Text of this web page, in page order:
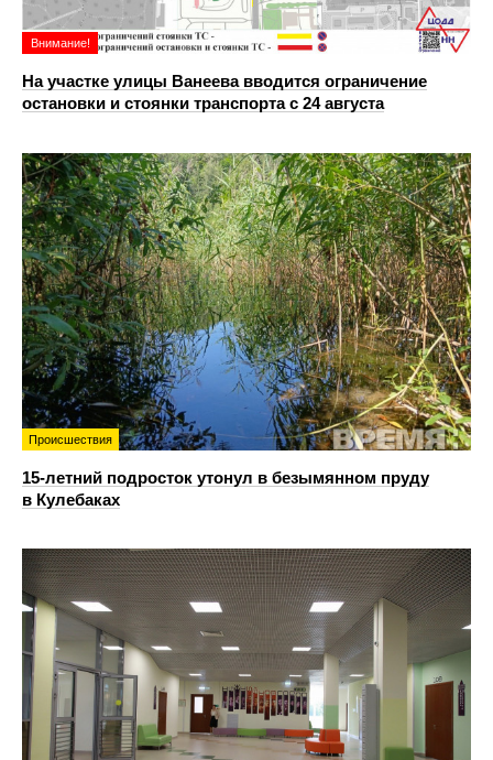
Внимание!
На участке улицы Ванеева вводится ограничение
остановки и стоянки транспорта с 24 августа
Происшествия
15-летний подросток утонул в безымянном пруду
в Кулебаках